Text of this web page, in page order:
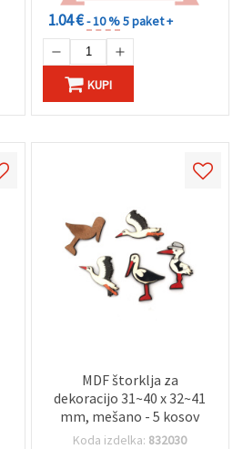
1.04 €- 10 %5 paket +
KUPI
MDF štorklja za
dekoracijo 31~40 x 32~41
mm, mešano - 5 kosov
Koda izdelka: 832030